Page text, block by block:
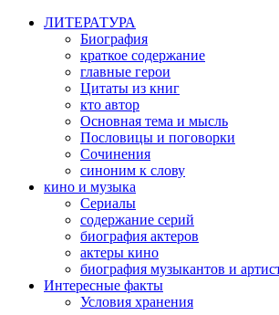
ЛИТЕРАТУРА
Биография
краткое содержание
главные герои
Цитаты из книг
кто автор
Основная тема и мысль
Пословицы и поговорки
Сочинения
синоним к слову
кино и музыка
Сериалы
содержание серий
биография актеров
актеры кино
биография музыкантов и
Интересные факты
Условия хранения